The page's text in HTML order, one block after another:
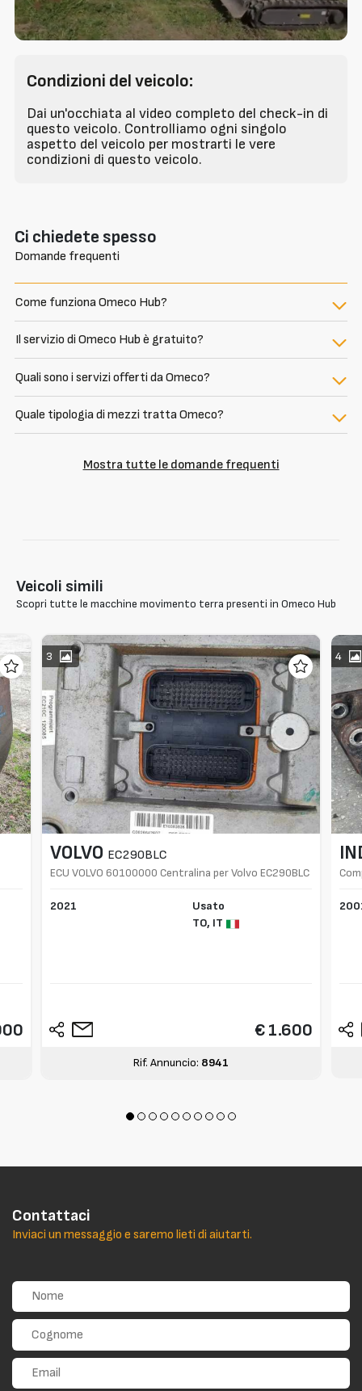
Condizioni del veicolo:
Dai un'occhiata al video completo del check-in di
questo veicolo. Controlliamo ogni singolo
aspetto del veicolo per mostrarti le vere
condizioni di questo veicolo.
Ci chiedete spesso
Domande frequenti
Come funziona Omeco Hub?
Il servizio di Omeco Hub è gratuito?
Quali sono i servizi offerti da Omeco?
Quale tipologia di mezzi tratta Omeco?
Mostra tutte le domande frequenti
Veicoli simili
Scopri tutte le macchine movimento terra presenti in Omeco Hub
3
VOLVO EC290BLC
ECU VOLVO 60100000 Centralina per Volvo EC290BLC
2021
Usato
TO, IT
€ 1.600
Rif. Annuncio: 8941
4
Contattaci
Inviaci un messaggio e saremo lieti di aiutarti.